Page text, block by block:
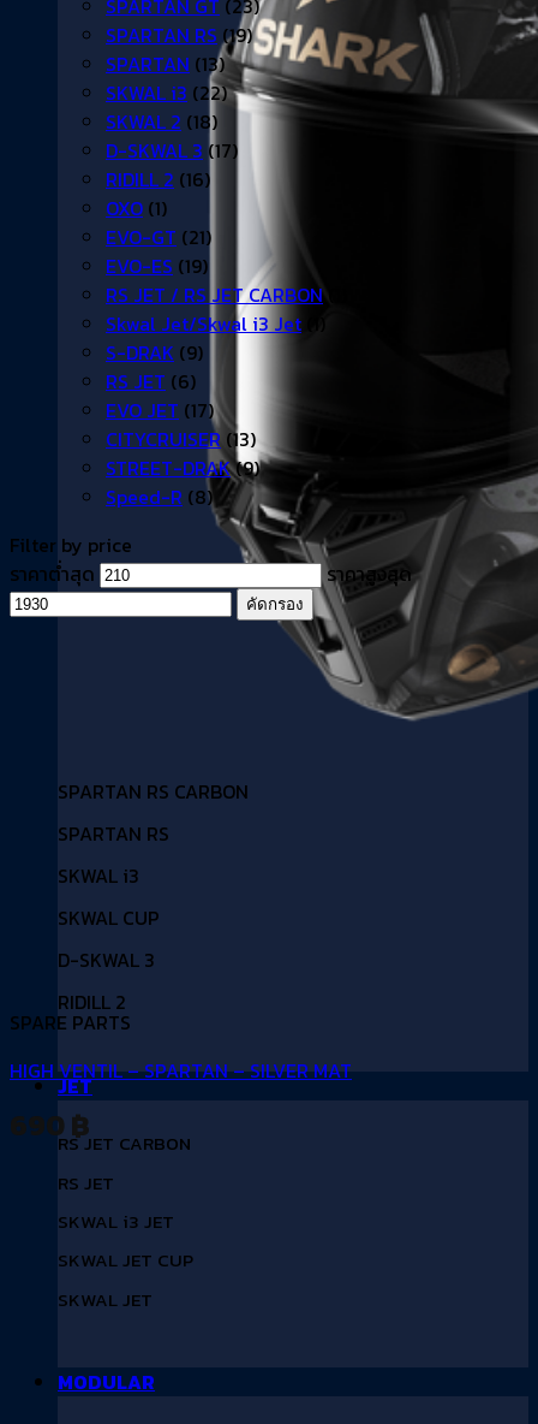
SPARTAN RS CARBON
SPARTAN RS
SKWAL i3
SKWAL CUP
D-SKWAL 3
RIDILL 2
JET
RS JET CARBON
RS JET
SKWAL i3 JET
SKWAL JET CUP
SKWAL JET
MODULAR
SPARTAN GT (23)
SPARTAN RS (19)
SPARTAN (13)
SKWAL i3 (22)
SKWAL 2 (18)
D-SKWAL 3 (17)
RIDILL 2 (16)
OXO (1)
EVO-GT (21)
EVO-ES (19)
RS JET / RS JET CARBON
Skwal Jet/Skwal i3 Jet
S-DRAK (9)
RS JET (6)
EVO JET (17)
CITYCRUISER (13)
STREET-DRAK(9)
Speed-R (8)
Filter by price
ราคาต่ำสุด
ราคาสูงสุด
คัดกรอง
SPARE PARTS
HIGH VENTIL – SPARTAN – SILVER MAT
690฿